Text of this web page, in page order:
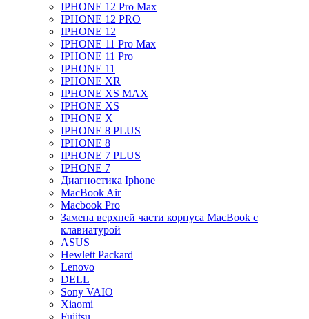
IPHONE 12 Pro Max
IPHONE 12 PRO
IPHONE 12
IPHONE 11 Pro Max
IPHONE 11 Pro
IPHONE 11
IPHONE XR
IPHONE XS MAX
IPHONE XS
IPHONE X
IPHONE 8 PLUS
IPHONE 8
IPHONE 7 PLUS
IPHONE 7
Диагностика Iphone
MacBook Air
Macbook Pro
Замена верхней части корпуса MacBook с
клавиатурой
ASUS
Hewlett Packard
Lenovo
DELL
Sony VAIO
Xiaomi
Fujitsu